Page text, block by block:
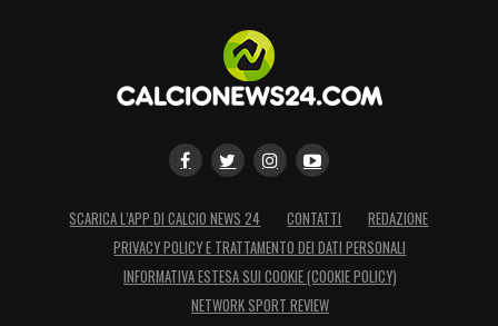
SCARICA L’APP DI CALCIO NEWS 24 CONTATTI
REDAZIONE
PRIVACY POLICY E TRATTAMENTO DEI DATI PERSONALI
INFORMATIVA ESTESA SUI COOKIE (COOKIE POLICY)
NETWORK SPORT REVIEW